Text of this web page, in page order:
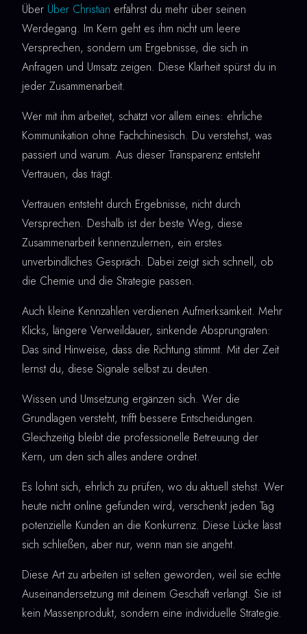
Über Über Christian erfährst du mehr über seinen
Werdegang. Im Kern geht es ihm nicht um leere
Versprechen, sondern um Ergebnisse, die sich in
Anfragen und Umsatz zeigen. Diese Klarheit spürst du in
jeder Zusammenarbeit.
Wer mit ihm arbeitet, schätzt vor allem eines: ehrliche
Kommunikation ohne Fachchinesisch. Du verstehst, was
passiert und warum. Aus dieser Transparenz entsteht
Vertrauen, das trägt.
Vertrauen entsteht durch Ergebnisse, nicht durch
Versprechen. Deshalb ist der beste Weg, diese
Zusammenarbeit kennenzulernen, ein erstes
unverbindliches Gespräch. Dabei zeigt sich schnell, ob
die Chemie und die Strategie passen.
Auch kleine Kennzahlen verdienen Aufmerksamkeit. Mehr
Klicks, längere Verweildauer, sinkende Absprungraten:
Das sind Hinweise, dass die Richtung stimmt. Mit der Zeit
lernst du, diese Signale selbst zu deuten.
Wissen und Umsetzung ergänzen sich. Wer die
Grundlagen versteht, trifft bessere Entscheidungen.
Gleichzeitig bleibt die professionelle Betreuung der
Kern, um den sich alles andere ordnet.
Es lohnt sich, ehrlich zu prüfen, wo du aktuell stehst. Wer
heute nicht online gefunden wird, verschenkt jeden Tag
potenzielle Kunden an die Konkurrenz. Diese Lücke lässt
sich schließen, aber nur, wenn man sie angeht.
Diese Art zu arbeiten ist selten geworden, weil sie echte
Auseinandersetzung mit deinem Geschäft verlangt. Sie ist
kein Massenprodukt, sondern eine individuelle Strategie.